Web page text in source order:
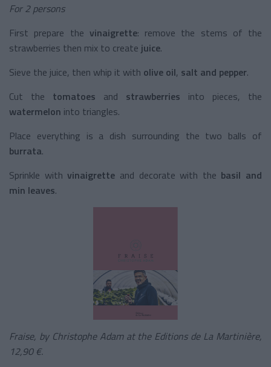
For 2 persons
First prepare the vinaigrette: remove the stems of the
strawberries then mix to create juice.
Sieve the juice, then whip it with olive oil, salt and pepper.
Cut the tomatoes and strawberries into pieces, the
watermelon into triangles.
Place everything is a dish surrounding the two balls of
burrata.
Sprinkle withvinaigrette and decorate with the basil and
min leaves.
Fraise, by Christophe Adam at the Editions de La Martinière,
12,90 €.